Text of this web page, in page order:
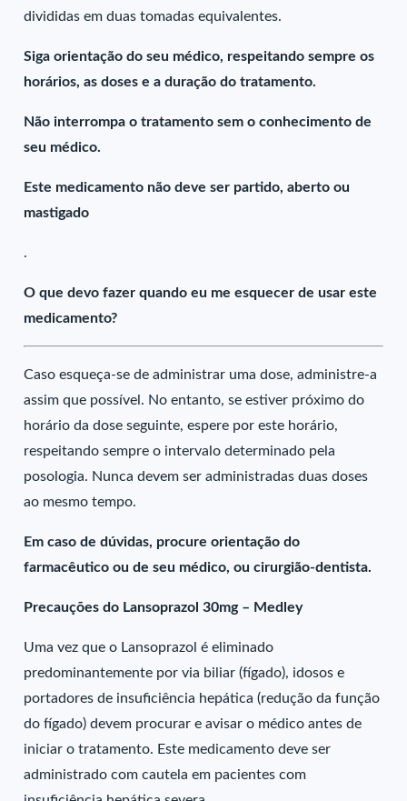
divididas em duas tomadas equivalentes.
Siga orientação do seu médico, respeitando sempre os
horários, as doses e a duração do tratamento.
Não interrompa o tratamento sem o conhecimento de
seu médico.
Este medicamento não deve ser partido, aberto ou
mastigado
.
O que devo fazer quando eu me esquecer de usar este
medicamento?
Caso esqueça-se de administrar uma dose, administre-a
assim que possível. No entanto, se estiver próximo do
horário da dose seguinte, espere por este horário,
respeitando sempre o intervalo determinado pela
posologia. Nunca devem ser administradas duas doses
ao mesmo tempo.
Em caso de dúvidas, procure orientação do
farmacêutico ou de seu médico, ou cirurgião-dentista.
Precauções do Lansoprazol 30mg – Medley
Uma vez que o Lansoprazol é eliminado
predominantemente por via biliar (fígado), idosos e
portadores de insuficiência hepática (redução da função
do fígado) devem procurar e avisar o médico antes de
iniciar o tratamento. Este medicamento deve ser
administrado com cautela em pacientes com